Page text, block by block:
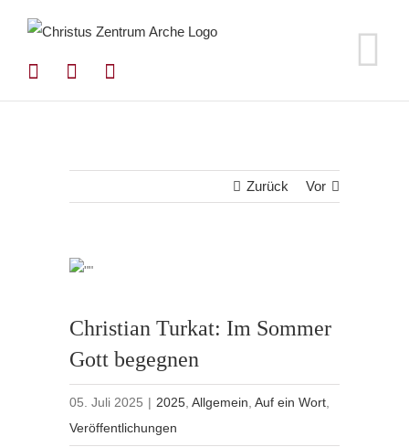
springen
Zurück Vor
Christian Turkat: Im Sommer
Gott begegnen
05. Juli 2025 | 2025 ,Allgemein ,Auf ein Wort
Veröffentlichungen